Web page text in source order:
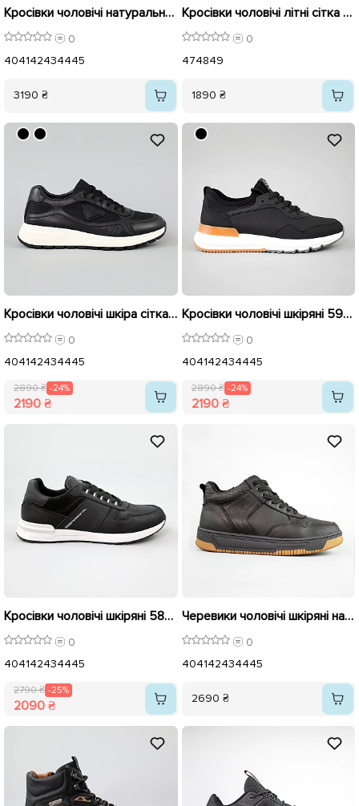
Кросівки чоловічі натуральна шкіра 594536 Чорні
0
404142434445
3190 ₴
Кросівки чоловічі літні сітка великі 595203 Чорні
0
474849
1890 ₴
Кросівки чоловічі шкіра сітка 594534 Чорні розпродаж
0
404142434445
2890 ₴ -24%
2190 ₴
Кросівки чоловічі шкіряні 594535 Чорні розпродаж
0
404142434445
2890 ₴ -24%
2190 ₴
Кросівки чоловічі шкіряні 589523 Чорні розпродаж
0
404142434445
2790 ₴ -25%
2090 ₴
Черевики чоловічі шкіряні на хутрі 593025 Чорні
0
404142434445
2690 ₴